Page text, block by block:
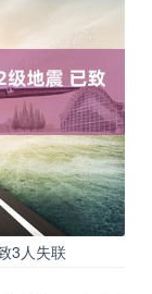
3人失联